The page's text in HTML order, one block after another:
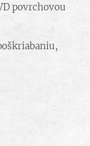
povrchovou